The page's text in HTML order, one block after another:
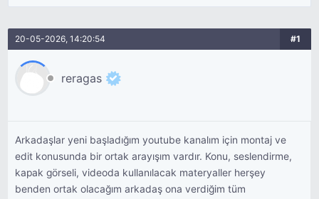
20-05-2026, 14:20:54 #1
reragas
Arkadaşlar yeni başladığım youtube kanalım için montaj ve
edit konusunda bir ortak arayışım vardır. Konu, seslendirme,
kapak görseli, videoda kullanılacak materyaller herşey
benden ortak olacağım arkadaş ona verdiğim tüm